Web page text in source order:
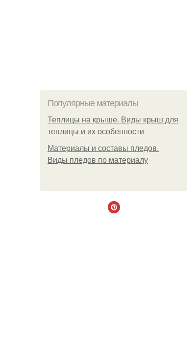
Популярные материалы
Теплицы на крыше. Виды крыш для
теплицы и их особенности
Материалы и составы пледов.
Виды пледов по материалу